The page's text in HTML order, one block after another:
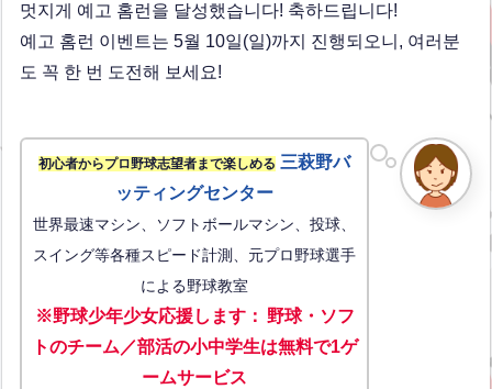
멋지게 예고 홈런을 달성했습니다! 축하드립니다!
예고 홈런 이벤트는 5월 10일(일)까지 진행되오니, 여러분
도 꼭 한 번 도전해 보세요!
初心者からプロ野球志望者まで楽しめる 三萩野バ
ッティングセンター
世界最速マシン、ソフトボールマシン、投球、
スイング等各種スピード計測、元プロ野球選手
による野球教室
※野球少年少女応援します： 野球・ソフ
トのチーム／部活の小中学生は無料で1ゲ
ームサービス